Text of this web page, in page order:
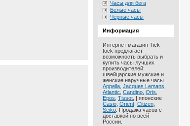
Часы для бега
Белые часы
Черные часы
Информация
Интернет магазин Tick-
tock предлагает
возможность выбрать и
купить часы лучших
производителей:
швейцарские мужские и
женские наручные часы
Appella Jacques Lemans
Atlantic Candino Oris
Epos Tissot , | японские
Casio Orient Citizen
Seiko . Продажа часов с
доставкой по всей
России.